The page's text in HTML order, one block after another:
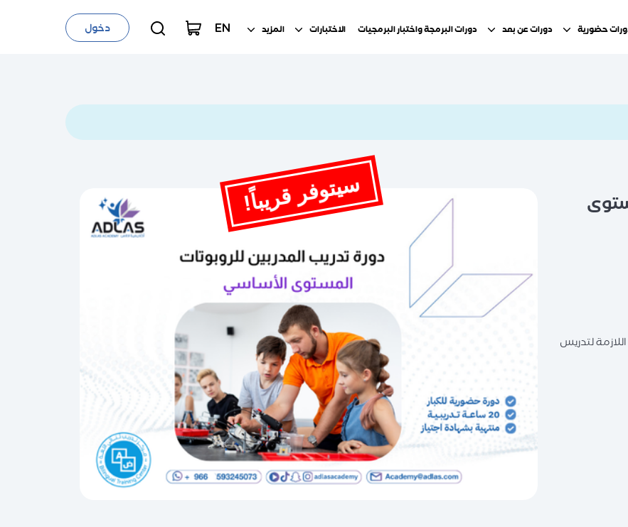
حضورية دورات عن بعد دورات البرمجة واختبار البرمجيات الاختبارات المزيد EN دخول
سيتوفر قريباً!
لتدريس